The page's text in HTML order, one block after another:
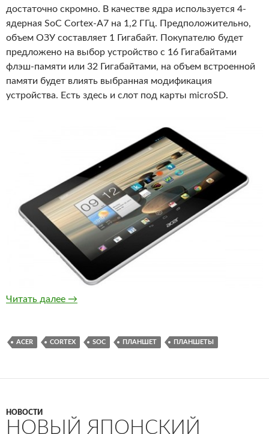
достаточно скромно. В качестве ядра используется 4-
ядерная SoC Cortex-A7 на 1,2 ГГц. Предположительно,
объем ОЗУ составляет 1 Гигабайт. Покупателю будет
предложено на выбор устройство с 16 Гигабайтами
флэш-памяти или 32 Гигабайтами, на объем встроенной
памяти будет влиять выбранная модификация
устройства. Есть здесь и слот под карты microSD.
Читать далее Acer Iconia A3 — бюджетный планшет на
→
ACER CORTEX SOC ПЛАНШЕТ ПЛАНШЕТЫ
НОВОСТИ
НОВЫЙ ЯПОНСКИЙ